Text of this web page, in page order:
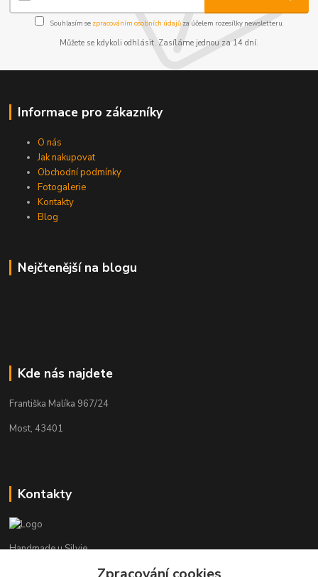
Souhlasím se zpracováním osobních údajůza účelem rozesílky newsletteru.
Můžete se kdykoli odhlásit. Zasíláme jednou za 14 dní.
Informace pro zákazníky
O nás
Jak nakupovat
Obchodní podmínky
Fotogalerie
Kontakty
Blog
Nejčtenější na blogu
Kde nás najdete
Františka Malíka 967/24
Most, 43401
Kontakty
Handmade u Silvie